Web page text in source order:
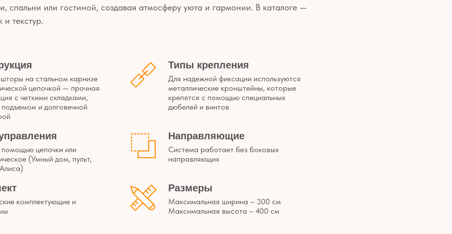
спальни или гостиной, создавая атмосферу уюта и гармонии. В каталоге —
и текстур.
на стальном карнизе
цепочкой — прочная
с четкими складками,
и долговечной
Типы крепления
Для надежной фиксации используются
металлические кронштейны, которые
крепятся с помощью специальных
дюбелей и винтов
помощью цепочки или
(Умный дом, пульт,
Направляющие
Система работает без боковых
направляющих
комплектующие и
Размеры
Максимальная ширина – 300 см
Максимальная высота – 400 см